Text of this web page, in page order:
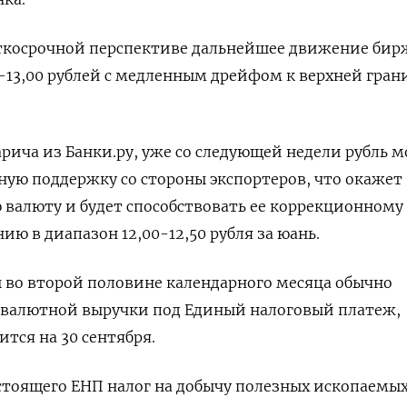
перспективе дальнейшее движение
рублей с медленным дрейфом к верхней
из Банки.ру, уже со следующей недели рубль
поддержку со стороны экспортеров, что окажет
и будет способствовать ее коррекционному
в диапазон 12,00-12,50 рубля за юань.
во второй половине календарного месяца обычно
выручки под Единый налоговый платеж,
на 30 сентября.
ЕНП налог на добычу полезных